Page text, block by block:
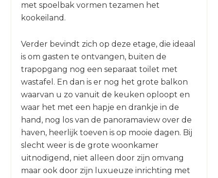
met spoelbak vormen tezamen het
kookeiland.
Verder bevindt zich op deze etage, die ideaal
is om gasten te ontvangen, buiten de
trapopgang nog een separaat toilet met
wastafel. En dan is er nog het grote balkon
waarvan u zo vanuit de keuken oploopt en
waar het met een hapje en drankje in de
hand, nog los van de panoramaview over de
haven, heerlijk toeven is op mooie dagen. Bij
slecht weer is de grote woonkamer
uitnodigend, niet alleen door zijn omvang
maar ook door zijn luxueuze inrichting met